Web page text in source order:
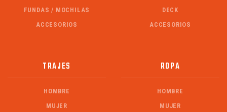
FUNDAS / MOCHILAS
ACCESORIOS
DECK
ACCESORIOS
TRAJES
HOMBRE
MUJER
ROPA
HOMBRE
MUJER